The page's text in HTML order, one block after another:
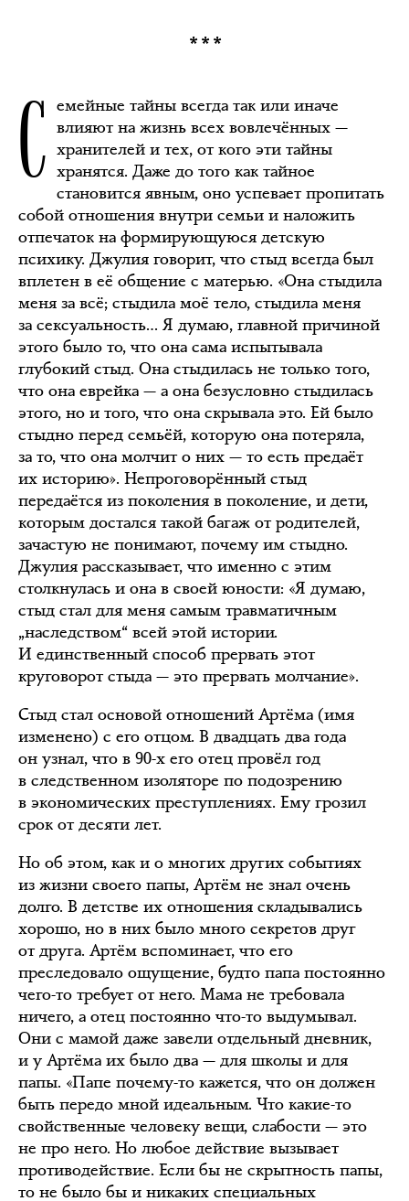
***
С емейные тайны всегда так или иначе
влияют на жизнь всех вовлечённых —
хранителей и тех, от кого эти тайны
хранятся. Даже до того как тайное
становится явным, оно успевает пропитать
собой отношения внутри семьи и наложить
отпечаток на формирующуюся детскую
психику. Джулия говорит, что стыд всегда был
вплетен в её общение с матерью. «Она стыдила
меня за всё; стыдила моё тело, стыдила меня
за сексуальность… Я думаю, главной причиной
этого было то, что она сама испытывала
глубокий стыд. Она стыдилась не только того,
что она еврейка — а она безусловно стыдилась
этого, но и того, что она скрывала это. Ей было
стыдно перед семьёй, которую она потеряла,
за то, что она молчит о них — то есть предаёт
их историю». Непроговорённый стыд
передаётся из поколения в поколение, и дети,
которым достался такой багаж от родителей,
зачастую не понимают, почему им стыдно.
Джулия рассказывает, что именно с этим
столкнулась и она в своей юности: «Я думаю,
стыд стал для меня самым травматичным
„наследством“ всей этой истории.
И единственный способ прервать этот
круговорот стыда — это прервать молчание».
Стыд стал основой отношений Артёма (имя
изменено) с его отцом. В двадцать два года
он узнал, что в 90-х его отец провёл год
в следственном изоляторе по подозрению
в экономических преступлениях. Ему грозил
срок от десяти лет.
Но об этом, как и о многих других событиях
из жизни своего папы, Артём не знал очень
долго. В детстве их отношения складывались
хорошо, но в них было много секретов друг
от друга. Артём вспоминает, что его
преследовало ощущение, будто папа постоянно
чего-то требует от него. Мама не требовала
ничего, а отец постоянно что-то выдумывал.
Они с мамой даже завели отдельный дневник,
и у Артёма их было два — для школы и для
папы. «Папе почему-то кажется, что он должен
быть передо мной идеальным. Что какие-то
свойственные человеку вещи, слабости — это
не про него. Но любое действие вызывает
противодействие. Если бы не скрытность папы,
то не было бы и никаких специальных